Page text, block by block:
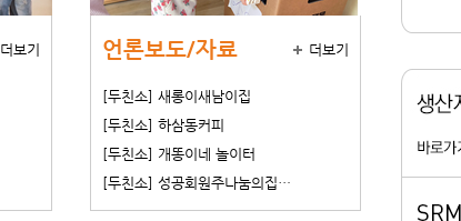
더보기 언론보도/자료
[두친소] 새롱이새남이집
[두친소] 하삼동커피
[두친소] 개똥이네 놀이터
[두친소] 성공회원주나눔의집…
더보기